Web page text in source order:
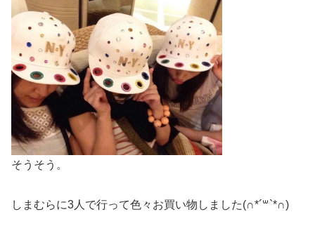
そうそう。
しまむらに3人で行って色々お買い物しました(∩*´꒳`*∩)